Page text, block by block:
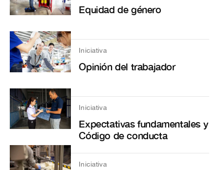
Equidad de género
Iniciativa
Opinión del trabajador
Iniciativa
Expectativas fundamentales y
Código de conducta
Iniciativa